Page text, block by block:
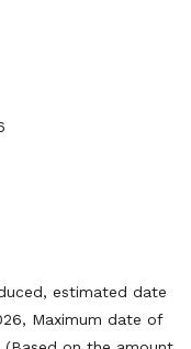
estimated date
Maximum date of